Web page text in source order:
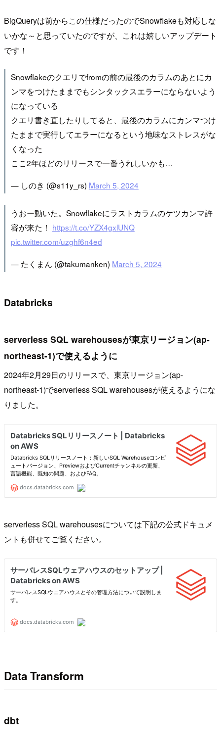
BigQueryは前からこの仕様だったのでSnowflakeも対応しな
いかな～と思っていたのですが、これは嬉しいアップデート
です！
Snowflakeのクエリでfromの前の最後のカラムのあとにカ
ンマをつけたままでもシンタックスエラーにならないよう
になっている
クエリ書き直したりしてると、最後のカラムにカンマつけ
たままで実行してエラーになるという地味なストレスがな
くなった
ここ2年ほどのリリースで一番うれしいかも…
— しのき (@s11y_rs) March 5, 2024
うおー動いた。Snowflakeにラストカラムのケツカンマ許
容が来た！ https://t.co/YZX4gxlUNQ
pic.twitter.com/uzghf6n4ed
— たくまん (@takumanken) March 5, 2024
Databricks
serverless SQL warehousesが東京リージョン(ap-
northeast-1)で使えるように
2024年2月29日のリリースで、東京リージョン(ap-
northeast-1)でserverless SQL warehousesが使えるようにな
りました。
serverless SQL warehousesについては下記の公式ドキュメ
ントも併せてご覧ください。
Data Transform
dbt